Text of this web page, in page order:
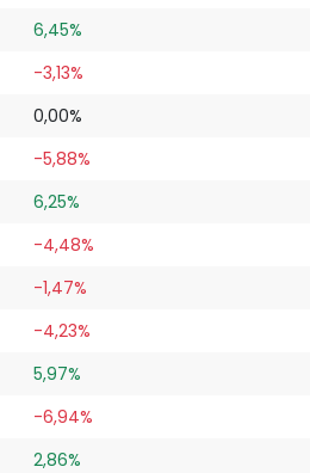
6,45%
-3,13%
0,00%
-5,88%
6,25%
-4,48%
-1,47%
-4,23%
5,97%
-6,94%
2,86%